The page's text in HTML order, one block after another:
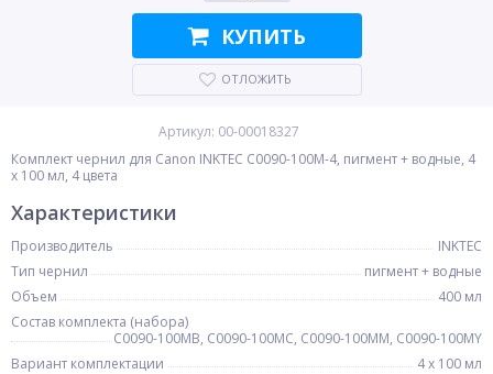
КУПИТЬ
ОТЛОЖИТЬ
Артикул: 00-00018327
Комплект чернил для Canon INKTEC C0090-100M-4, пигмент + водные, 4
x 100 мл, 4 цвета
Характеристики
Производитель
INKTEC
Тип чернил
пигмент + водные
Объем
400 мл
Состав комплекта (набора)
C0090-100MB, C0090-100MC, C0090-100MM, C0090-100MY
Вариант комплектации
4 x 100 мл